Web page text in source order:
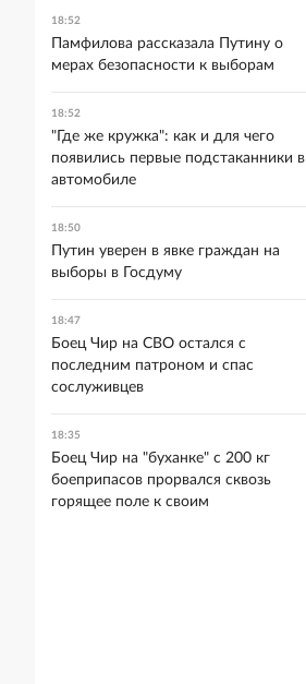
18:52
Памфилова рассказала Путину о
мерах безопасности к выборам
18:52
"Где же кружка": как и для чего
появились первые подстаканники в
автомобиле
18:50
Путин уверен в явке граждан на
выборы в Госдуму
18:47
Боец Чир на СВО остался с
последним патроном и спас
сослуживцев
18:35
Боец Чир на "буханке" с 200 кг
боеприпасов прорвался сквозь
горящее поле к своим